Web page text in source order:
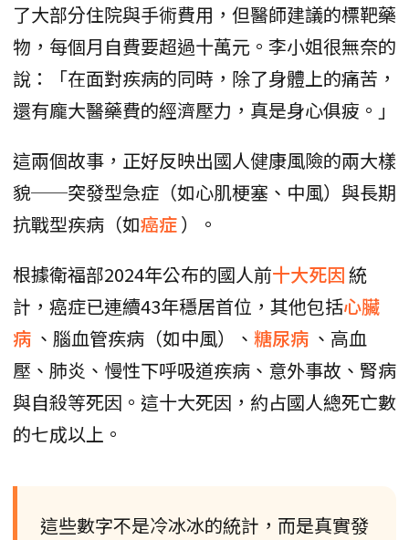
了大部分住院與手術費用，但醫師建議的標靶藥
物，每個月自費要超過十萬元。李小姐很無奈的
說：「在面對疾病的同時，除了身體上的痛苦，
還有龐大醫藥費的經濟壓力，真是身心俱疲。」
這兩個故事，正好反映出國人健康風險的兩大樣
貌──突發型急症（如心肌梗塞、中風）與長期
抗戰型疾病（如癌症）。
根據衛福部2024年公布的國人前十大死因統
計，癌症已連續43年穩居首位，其他包括心臟
病 、腦血管疾病（如中風）、 糖尿病 、高血
壓、肺炎、慢性下呼吸道疾病、意外事故、腎病
與自殺等死因。這十大死因，約占國人總死亡數
的七成以上。
這些數字不是冷冰冰的統計，而是真實發